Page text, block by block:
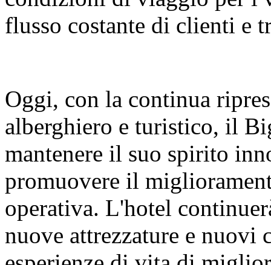
flusso costante di clienti e
Oggi, con la continua
alberghiero e turistico, il
mantenere il suo spirito
promuovere il
operativa. L'hotel
nuove attrezzature e